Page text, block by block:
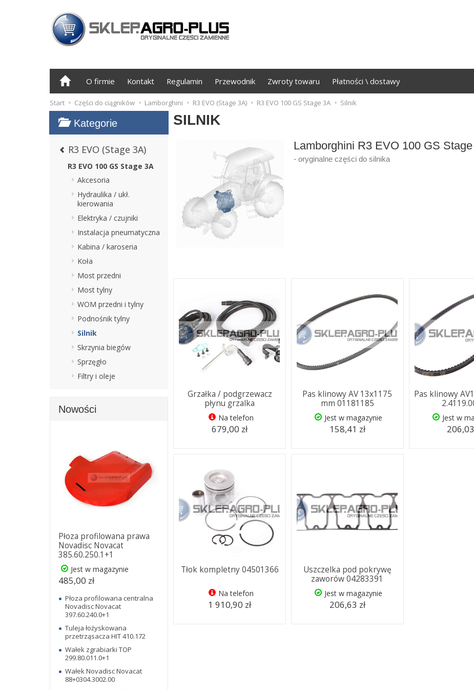
O firmie Kontakt Regulamin Przewodnik Zwroty towaru Płatności \ dostawy
Start Części do ciągników Lamborghini R3 EVO (Stage 3A) R3 EVO 100 GS Stage 3A Silnik
SILNIK
Lamborghini R3 EVO 100 GS
- oryginalne części do silnika
Grzałka / podgrzewacz
płynu grzalka
Na telefon
679,00 zł
Pas klinowy AV 13x1175
mm 01181185
Jest w magazynie
158,41 zł
Pas klinowy
Jest w
Tłok kompletny 04501366
Na telefon
1 910,90 zł
Uszczelka pod pokrywę
zaworów 04283391
Jest w magazynie
206,63 zł
Kategorie
R3 EVO (Stage 3A)
R3 EVO 100 GS Stage 3A
Akcesoria
Hydraulika / ukł.
kierowania
Elektryka / czujniki
Instalacja pneumatyczna
Kabina / karoseria
Koła
Most przedni
Most tylny
WOM przedni i tylny
Podnośnik tylny
Silnik
Skrzynia biegów
Sprzęgło
Filtry i oleje
Nowości
Płoza profilowana prawa
Novadisc Novacat
385.60.250.1+1
Jest w magazynie
485,00 zł
Płoza profilowana centralna
Novadisc Novacat
397.60.240.0+1
Tuleja łożyskowana
przetrząsacza HIT 410.172
Wałek zgrabiarki TOP
299.80.011.0+1
Wałek Novadisc Novacat
88+0304.3002.00